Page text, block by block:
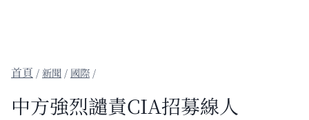
/新聞 / 國際 /
中方強烈譴責CIA招募線人